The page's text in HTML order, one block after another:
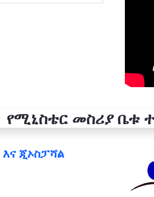
የሚኒስቴር መስሪያ ቤቱ
እና ጂኦስፓሻል